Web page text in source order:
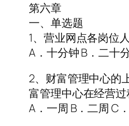
第六章
一、单选题
1、营业网点各岗位
A．十分钟 B．二十
2、财富管理中心的
富管理中心在经营过
A．一周 B．二周 C